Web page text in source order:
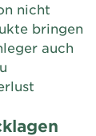
nicht
bringen
auch